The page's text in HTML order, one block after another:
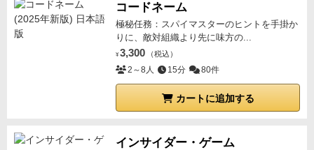
コードネーム
極秘任務：スパイマスターのヒントを手掛か
りに、敵対組織より先に味方の...
¥ 3,300 （税込）
2～8人 15分 80件
カートに追加する
インサイダー・ゲーム